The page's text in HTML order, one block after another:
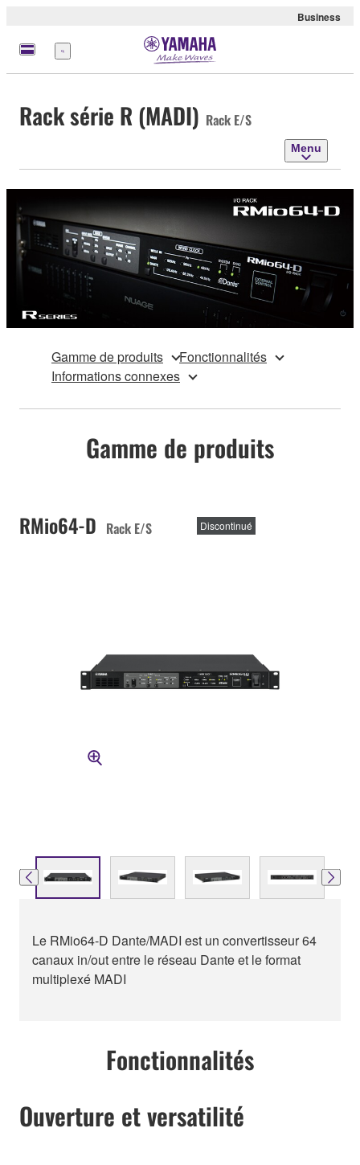
Business
Menu
Rack série R (MADI) Rack E/S
Menu
Gamme de produits
Fonctionnalités
Informations connexes
Gamme de produits
RMio64-D Rack E/S Discontinué
Le RMio64-D Dante/MADI est un convertisseur 64
canaux in/out entre le réseau Dante et le format
multiplexé MADI
Fonctionnalités
Ouverture et versatilité